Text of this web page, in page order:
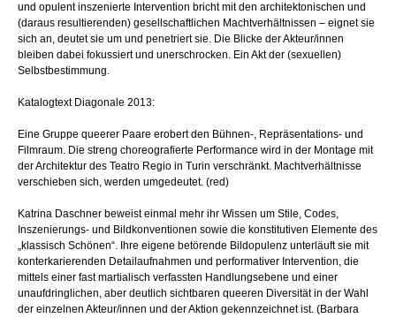
und opulent inszenierte Intervention bricht mit den architektonischen und
(daraus resultierenden) gesellschaftlichen Machtverhältnissen – eignet sie
sich an, deutet sie um und penetriert sie. Die Blicke der Akteur/innen
bleiben dabei fokussiert und unerschrocken. Ein Akt der (sexuellen)
Selbstbestimmung.
Katalogtext Diagonale 2013:
Eine Gruppe queerer Paare erobert den Bühnen-, Repräsentations- und
Filmraum. Die streng choreografierte Performance wird in der Montage mit
der Architektur des Teatro Regio in Turin verschränkt. Machtverhältnisse
verschieben sich, werden umgedeutet. (red)
Katrina Daschner beweist einmal mehr ihr Wissen um Stile, Codes,
Inszenierungs- und Bildkonventionen sowie die konstitutiven Elemente des
„klassisch Schönen“. Ihre eigene betörende Bildopulenz unterläuft sie mit
konterkarierenden Detailaufnahmen und performativer Intervention, die
mittels einer fast martialisch verfassten Handlungsebene und einer
unaufdringlichen, aber deutlich sichtbaren queeren Diversität in der Wahl
der einzelnen Akteur/innen und der Aktion gekennzeichnet ist. (Barbara